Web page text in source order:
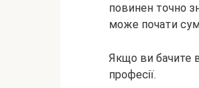
повинен точно
може почати
Якщо ви бачите в
професії.